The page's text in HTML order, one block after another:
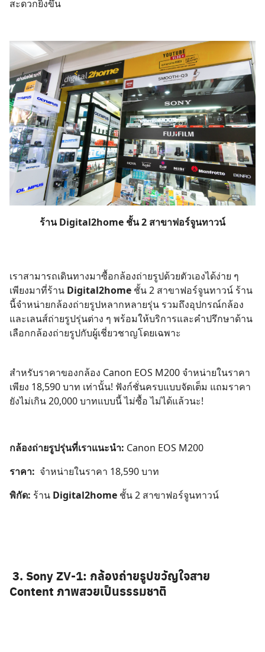
สะดวกยิ่งขึ้น
ร้าน Digital2home ชั้น 2 สาขาฟอร์จูนทาวน์
เราสามารถเดินทางมาซื้อกล้องถ่ายรูปด้วยตัวเองได้ง่าย ๆ
เพียงมาที่ร้าน Digital2home ชั้น 2 สาขาฟอร์จูนทาวน์ ร้าน
นี้จำหน่ายกล้องถ่ายรูปหลากหลายรุ่น รวมถึงอุปกรณ์กล้อง
และเลนส์ถ่ายรูปรุ่นต่าง ๆ พร้อมให้บริการและคำปรึกษาด้าน
เลือกกล้องถ่ายรูปกับผู้เชี่ยวชาญโดยเฉพาะ
สำหรับราคาของกล้อง Canon EOS M200 จำหน่ายในราคา
เพียง 18,590 บาท เท่านั้น! ฟังก์ชั่นครบแบบจัดเต็ม แถมราคา
ยังไม่เกิน 20,000 บาทแบบนี้ ไม่ซื้อ ไม่ได้แล้วนะ!
กล้องถ่ายรูปรุ่นที่เราแนะนำ: Canon EOS M200
ราคา: จำหน่ายในราคา 18,590 บาท
พิกัด: ร้าน Digital2home ชั้น 2 สาขาฟอร์จูนทาวน์
3. Sony ZV-1: กล้องถ่ายรูปขวัญใจสาย
Content ภาพสวยเป็นธรรมชาติ